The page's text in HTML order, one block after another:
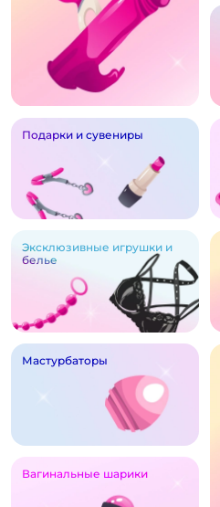
Подарки и сувениры
Эксклюзивные игрушки и
белье
Мастурбаторы
Вагинальные шарики